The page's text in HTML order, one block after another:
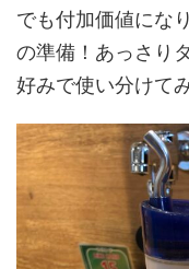
でも付加価値にな
の準備！あっさり
好みで使い分けて